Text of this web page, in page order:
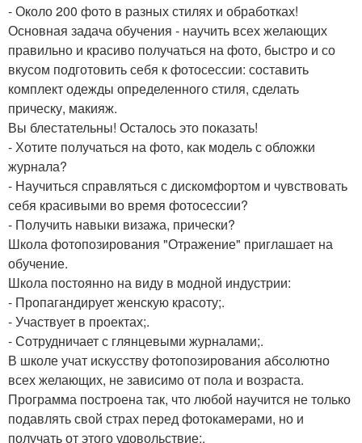
- Около 200 фото в разных стилях и обработках!
Основная задача обучения - научить всех желающих
правильно и красиво получаться на фото, быстро и со
вкусом подготовить себя к фотосессии: составить
комплект одежды определенного стиля, сделать
прическу, макияж.
Вы блестательны! Осталось это показать!
- Хотите получаться на фото, как модель с обложки
журнала?
- Научиться справляться с дискомфортом и чувствовать
себя красивыми во время фотосессии?
- Получить навыки визажа, прически?
Школа фотопозирования "Отражение" приглашает на
обучение.
Школа постоянно на виду в модной индустрии:
- Пропагандирует женскую красоту;.
- Участвует в проектах;.
- Сотрудничает с глянцевыми журналами;.
В школе учат искусству фотопозирования абсолютно
всех желающих, не зависимо от пола и возраста.
Программа построена так, что любой научится не только
подавлять свой страх перед фотокамерами, но и
получать от этого удовольствие;.